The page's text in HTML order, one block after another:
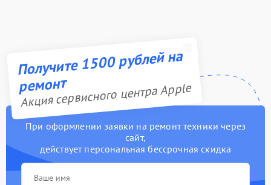
Получите 1500 рублей на
ремонт
Акция сервисного центра Apple
При оформлении заявки на ремонт техники через
сайт,
действует персональная бессрочная скидка